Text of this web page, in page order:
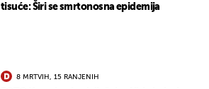
tisuće: Širi se smrtonosna epidemija
8 MRTVIH, 15 RANJENIH